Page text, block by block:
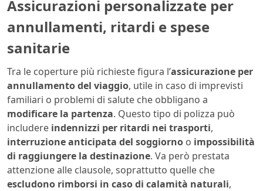
Assicurazioni personalizzate per
annullamenti, ritardi e spese
sanitarie
Tra le coperture più richieste figura l’assicurazione per
annullamento del viaggio, utile in caso di imprevisti
familiari o problemi di salute che obbligano a
modificare la partenza. Questo tipo di polizza può
includere indennizzi per ritardi nei trasporti,
interruzione anticipata del soggiorno o impossibilità
di raggiungere la destinazione. Va però prestata
attenzione alle clausole, soprattutto quelle che
escludono rimborsi in caso di calamità naturali,